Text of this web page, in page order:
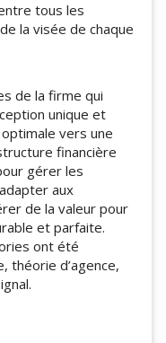
tous les
la visée de chaque
de la firme qui
unique et
vers une
financière
gérer les
aux
de la valeur pour
et parfaite.
ont été
théorie d’agence,